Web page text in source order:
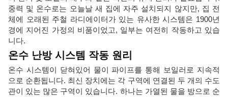
i
o
중력 및 온수로는 오늘날 새 집에 자주 설치되지 않지만, 집 전
체에 오래된 주철 라디에이터가 있는 유사한 시스템은 1900년
경에 지어진 가정의 비품이었고, 일부는 여전히 작동하고 있습
니다.
온수 난방 시스템 작동 원리
온수 시스템이 닫혀있어 물이 파이프를 통해 보일러로 지속적
으로 순환됩니다. 최신 장치에는 각 구역에 연결된 두 개의 수도
관이 있는 많은 구역이 있습니다. 하나는 가열된 물을 방으로 순